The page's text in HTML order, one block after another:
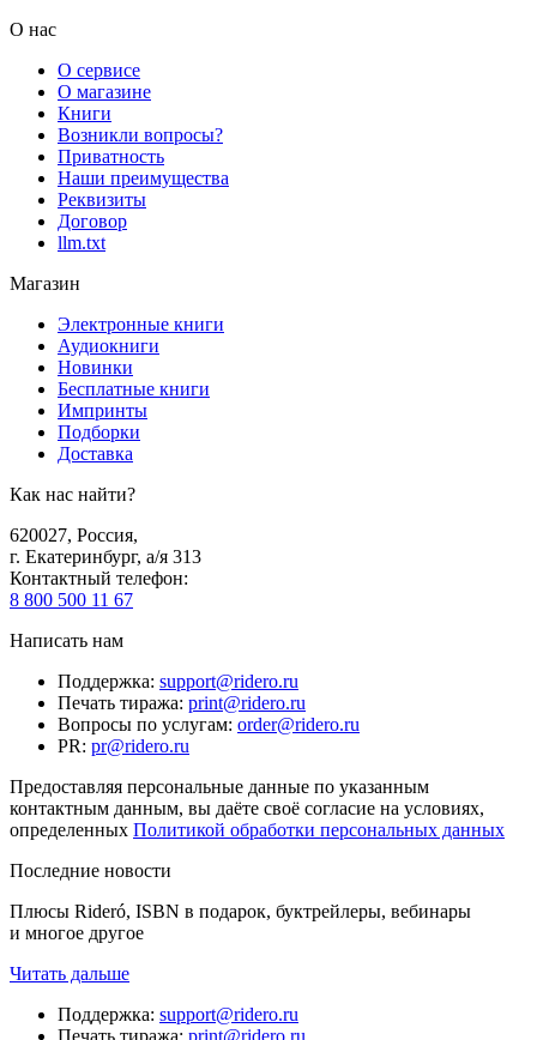
О нас
О сервисе
О магазине
Книги
Возникли вопросы?
Приватность
Наши преимущества
Реквизиты
Договор
llm.txt
Магазин
Электронные книги
Аудиокниги
Новинки
Бесплатные книги
Импринты
Подборки
Доставка
Как нас найти?
620027, Россия,
г. Екатеринбург, а/я 313
Контактный телефон:
8 800 500 11 67
Написать нам
Поддержка: support@ridero.ru
Печать тиража: print@ridero.ru
Вопросы по услугам: order@ridero.ru
PR: pr@ridero.ru
Предоставляя персональные данные по указанным
контактным данным, вы даёте своё согласие на условиях,
определенных Политикой обработки персональных данных
Последние новости
Плюсы Rideró, ISBN в подарок, буктрейлеры, вебинары
и многое другое
Читать дальше
Поддержка: support@ridero.ru
Печать тиража: print@ridero.ru